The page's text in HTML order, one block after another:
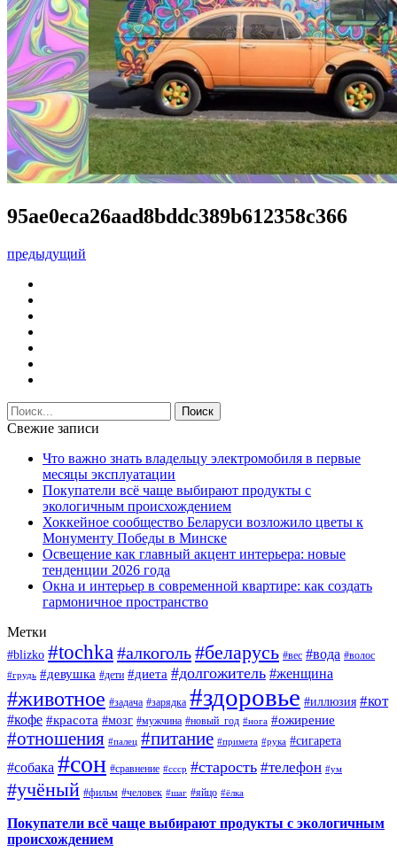
95ae0eca26aad8bddc389b612358c366
предыдущий
Свежие записи
Что важно знать владельцу электромобиля в первые
месяцы эксплуатации
Покупатели всё чаще выбирают продукты с
экологичным происхождением
Хоккейное сообщество Беларуси возложило цветы к
Монументу Победы в Минске
Освещение как главный акцент интерьера: новые
тенденции 2026 года
Окна и интерьер в современной квартире: как создать
гармоничное пространство
Метки
#blizko #tochka #алкоголь#беларусь #вес #вода #волос
#грудь #девушка #дети #диета #долгожитель #женщина
#животное #задача #зарядка #здоровье #иллюзия #кот
#кофе #красота #мозг #мужчина #новый_год #нога #ожирение
#отношения #палец #питание #примета #рука #сигарета
#собака #сон #сравнение #ссср #старость #телефон #ум
#учёный #фильм #человек #шаг #яйцо #ёлка
Покупатели всё чаще выбирают продукты с экологичным
происхождением